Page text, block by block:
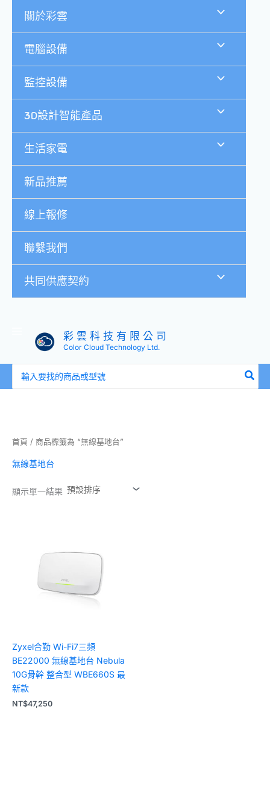
關於彩雲
電腦設備
監控設備
3D設計智能產品
生活家電
新品推薦
線上報修
聯繫我們
共同供應契約
彩 雲 科 技 有 限 公 司
Color Cloud Technology Ltd.
尋：
首頁 / 商品標籤為 “無線基地台”
無線基地台
顯示單一結果
Zyxel合勤 Wi-Fi7三頻
BE22000 無線基地台 Nebula
10G骨幹 整合型 WBE660S 最
新款
NT$47,250